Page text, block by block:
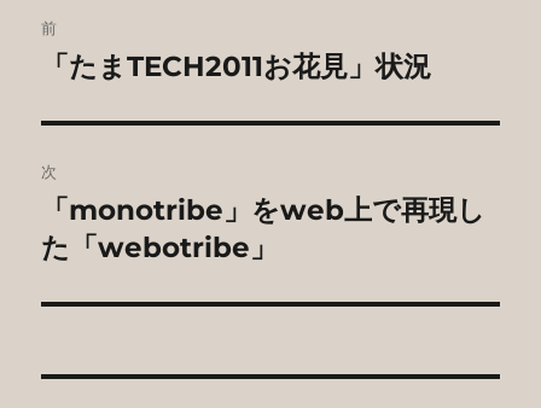
稿
ビ
ゲ
ー
シ
前
前
投
稿:
「たまTECH2011お花見」状況
次
次
の
稿:
「monotribe」をweb上で再現し
た「webotribe」